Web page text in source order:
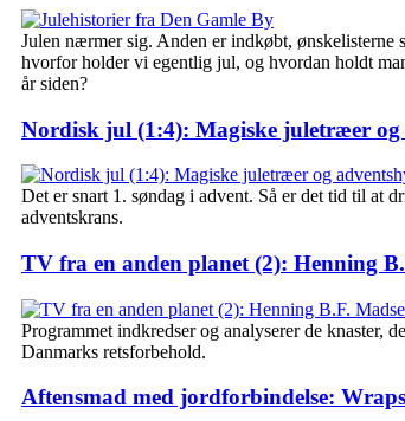
Julen nærmer sig. Anden er indkøbt,
hvorfor holder vi egentlig jul, og hvordan holdt
år siden?
Nordisk jul (1:4): Magiske juletræer og
Det er snart 1. søndag i advent. Så er det tid til at
adventskrans.
TV fra en anden planet (2): Henning
Programmet indkredser og analyserer de knaster,
Danmarks retsforbehold.
Aftensmad med jordforbindelse: